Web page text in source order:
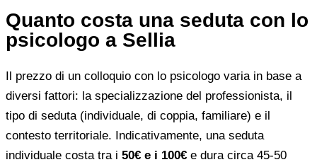
Quanto costa una seduta con lo
psicologo a Sellia
Il prezzo di un colloquio con lo psicologo varia in base a
diversi fattori: la specializzazione del professionista, il
tipo di seduta (individuale, di coppia, familiare) e il
contesto territoriale. Indicativamente, una seduta
individuale costa tra i 50€ e i 100€ e dura circa 45-50